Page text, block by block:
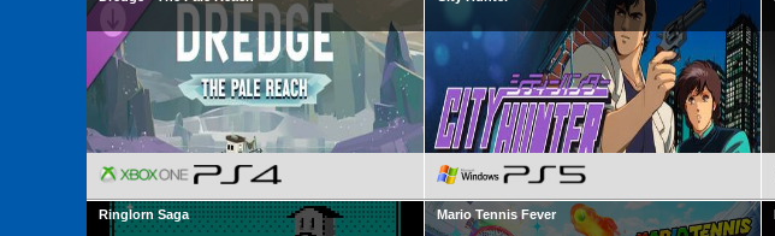
Ringlorn Saga Mario Tennis Fever